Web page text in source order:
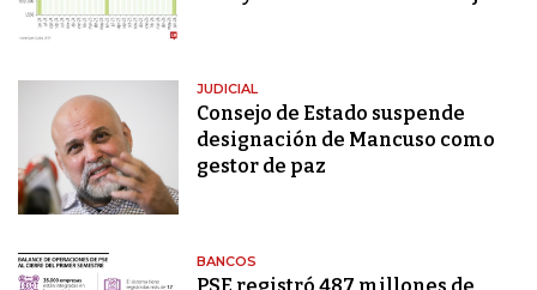
JUDICIAL
Consejo de Estado suspende
designación de Mancuso como
gestor de paz
BANCOS